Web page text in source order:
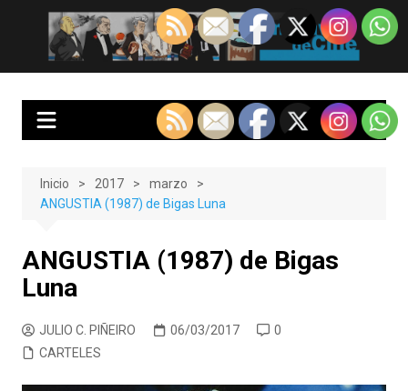
contenido
EnClave de Cine
Crítica cinematográfica y audiovisual. Punto de encuentro para los
Inicio 2017
marzo
ANGUSTIA (1987) de Bigas Luna
ANGUSTIA (1987) de Bigas
Luna
JULIO C. PIÑEIRO 06/03/2017
0
CARTELES